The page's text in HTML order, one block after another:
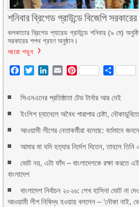
শনিবার ব্রিগেড গ্রাউন্ডে বিজেপি
কলকাতার ব্রিগেড প্যারেড গ্রাউন্ডে শনিবার (৯ মে)
সরকারের শপথ গ্রহণ অনুষ্ঠান।
আরো পড়ুন
Facebook
TwitterLinkedIn
EmailPinterest Share
সিএনএনের প্রতিষ্ঠাতা টেড টার্নার আর নেই
ইংলিশ চ্যানেলে অবৈধ পারাপার চেষ্টা,
আওয়ামী লীগের নেতাকর্মীরা বলেছে: বর্তমানে
আমার মা যদি হত্যার নির্দেশ দিতেন, তাহলে
ভোট নয়, এটা ফাঁদ – বাংলাদেশকে রক্ষা করতে এই
বাংলাদেশ
বাংলাদেশ নির্বাচন ২০২৬: শেখ হাসিনা ভোট না
আওয়ামী লীগ নিষিদ্ধ হওয়ায় বললেন – ‘নৌকা নাই,